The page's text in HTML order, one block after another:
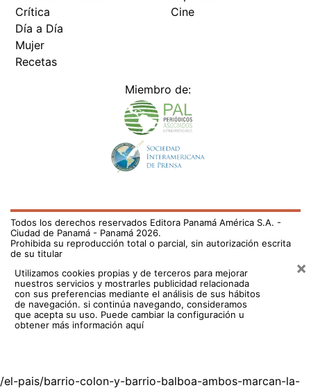
Crítica
Día a Día
Mujer
Recetas
Cine
Miembro de:
Todos los derechos reservados Editora Panamá América S.A. -
Ciudad de Panamá - Panamá 2026.
Prohibida su reproducción total o parcial, sin autorización escrita
de su titular
Utilizamos cookies propias y de terceros para mejorar
nuestros servicios y mostrarles publicidad relacionada
con sus preferencias mediante el análisis de sus hábitos
de navegación. si continúa navegando, consideramos
que acepta su uso. Puede cambiar la configuración u
obtener más información aquí
×
/el-pais/barrio-colon-y-barrio-balboa-ambos-marcan-la-